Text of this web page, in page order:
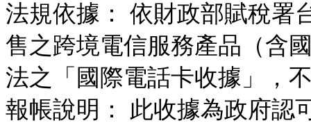
法規依據： 依財政部賦稅署
售之跨境電信服務產品（含
法之「國際電話卡收據」，
報帳說明： 此收據為政府認